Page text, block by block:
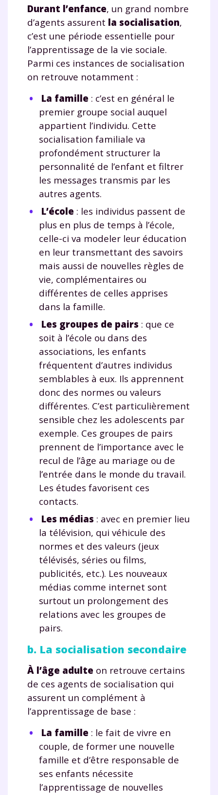
Durant l’enfance, un grand nombre
d’agents assurent la socialisation,
c’est une période essentielle pour
l’apprentissage de la vie sociale.
Parmi ces instances de socialisation
on retrouve notamment :
La famille : c’est en général le
premier groupe social auquel
appartient l’individu. Cette
socialisation familiale va
profondément structurer la
personnalité de l’enfant et filtrer
les messages transmis par les
autres agents.
L’école : les individus passent de
plus en plus de temps à l’école,
celle-ci va modeler leur éducation
en leur transmettant des savoirs
mais aussi de nouvelles règles de
vie, complémentaires ou
différentes de celles apprises
dans la famille.
Les groupes de pairs : que ce
soit à l’école ou dans des
associations, les enfants
fréquentent d’autres individus
semblables à eux. Ils apprennent
donc des normes ou valeurs
différentes. C’est particulièrement
sensible chez les adolescents par
exemple. Ces groupes de pairs
prennent de l’importance avec le
recul de l’âge au mariage ou de
l’entrée dans le monde du travail.
Les études favorisent ces
contacts.
Les médias : avec en premier lieu
la télévision, qui véhicule des
normes et des valeurs (jeux
télévisés, séries ou films,
publicités, etc.). Les nouveaux
médias comme internet sont
surtout un prolongement des
relations avec les groupes de
pairs.
b. La socialisation secondaire
À l’âge adulte on retrouve certains
de ces agents de socialisation qui
assurent un complément à
l’apprentissage de base :
La famille : le fait de vivre en
couple, de former une nouvelle
famille et d’être responsable de
ses enfants nécessite
l’apprentissage de nouvelles